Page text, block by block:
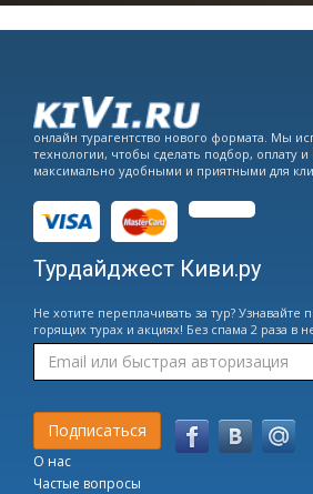
онлайн турагентство нового формата. Мы
технологии, чтобы сделать подбор, оплату
максимально удобными и приятными для
Турдайджест Киви.ру
Не хотите переплачивать за тур? Узнавайте
горящих турах и акциях! Без спама 2 раза в
О нас
Частые вопросы